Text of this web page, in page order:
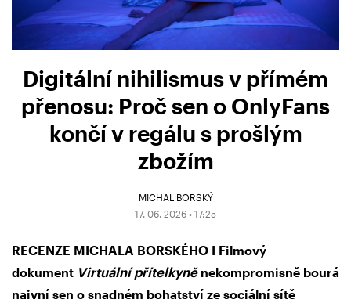
Digitální nihilismus v přímém
přenosu: Proč sen o OnlyFans
končí v regálu s prošlým
zbožím
MICHAL BORSKÝ
17. 06. 2026 • 17:25
RECENZE MICHALA BORSKÉHO I Filmový
dokument Virtuální přítelkyněnekompromisně bourá
naivní sen o snadném bohatství ze sociální sítě